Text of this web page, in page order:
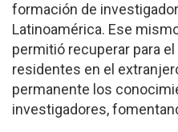
formación de
Latinoamérica. Ese
permitió recuperar para
residentes en el
permanente los
investigadores,